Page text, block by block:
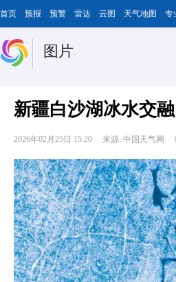
首页 预报 预警 雷达 云图 天气地图 专
图片
新疆白沙湖冰水交
2026年02月25日 15:20 来源: 中国天气网